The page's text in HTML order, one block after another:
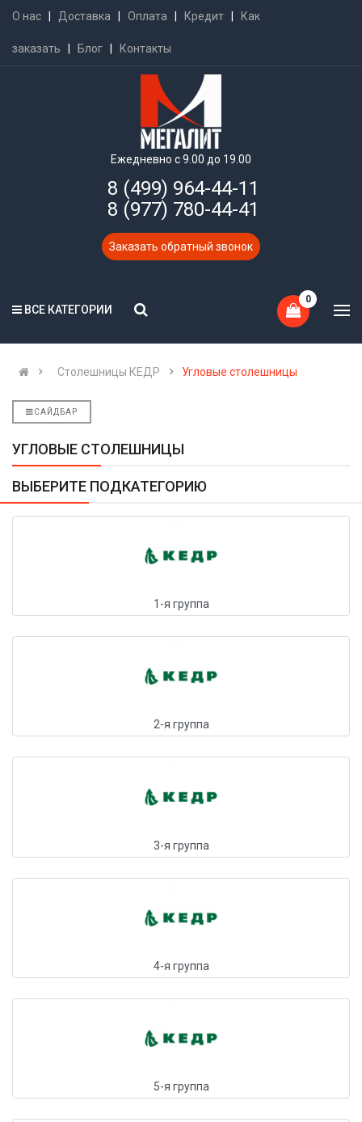
О нас Доставка Оплата Кредит Как
заказать Блог Контакты
Ежедневно с 9.00 до 19.00
8 (499) 964-44-11
8 (977) 780-44-41
Заказать обратный звонок
ВСЕ КАТЕГОРИИ
0
Столешницы КЕДР Угловые столешницы
САЙДБАР
УГЛОВЫЕ СТОЛЕШНИЦЫ
ВЫБЕРИТЕ ПОДКАТЕГОРИЮ
1-я группа
2-я группа
3-я группа
4-я группа
5-я группа